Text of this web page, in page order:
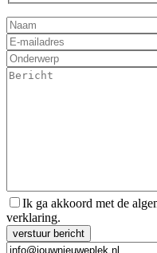
Ik ga akkoord met de
verklaring.
Gelieve dit veld leeg te laten.